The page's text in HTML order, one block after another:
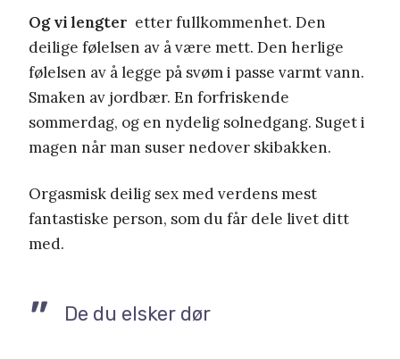
Og vi lengter etter fullkommenhet. Den
deilige følelsen av å være mett. Den herlige
følelsen av å legge på svøm i passe varmt vann.
Smaken av jordbær. En forfriskende
sommerdag, og en nydelig solnedgang. Suget i
magen når man suser nedover skibakken.
Orgasmisk deilig sex med verdens mest
fantastiske person, som du får dele livet ditt
med.
De du elsker dør